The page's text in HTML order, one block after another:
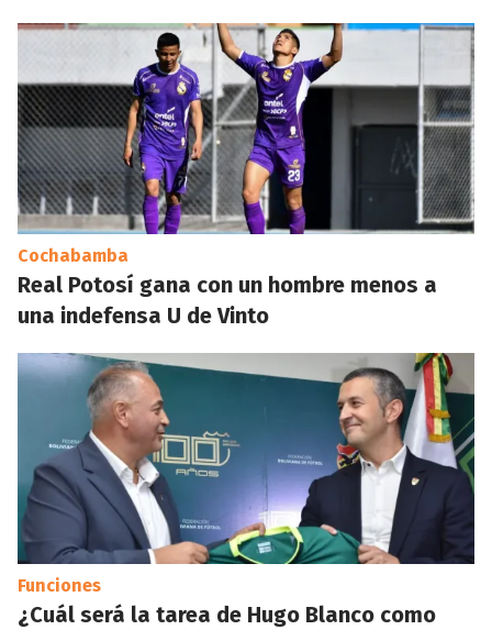
Cochabamba
Real Potosí gana con un hombre menos a
una indefensa U de Vinto
Funciones
¿Cuál será la tarea de Hugo Blanco como